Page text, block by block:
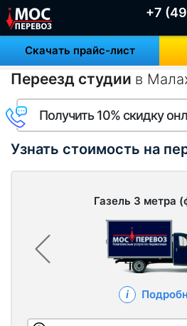
+7
Скачать прайс-лист
Переезд студии в
Получить 10% скидку
Узнать стоимость на
Газель 3 метра